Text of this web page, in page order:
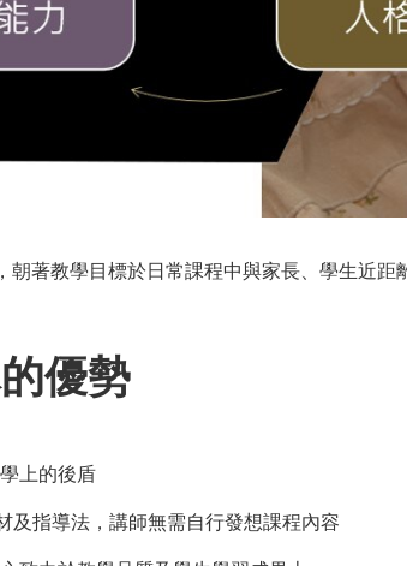
著教學目標於日常課程中與家長、學生近
優勢
上的後盾
及指導法，講師無需自行發想課程內容